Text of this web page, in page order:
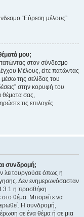
“Εύρεση μέλους”.
μου;
στον σύνδεσμο
Μέλους, είτε πατώντας
της σελίδας του
στην κορυφή του
θέματα σας,
τις επιλογές
συνδρομή;
λειτουργούσε όπως η
Δεν ενημερωνόσασταν
3.1 η προσθήκη
στο θέμα. Μπορείτε να
Η συνδρομή,
σε ένα θέμα ή σε μια